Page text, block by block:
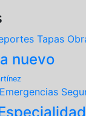
Tapas
nuevo
Emergencias